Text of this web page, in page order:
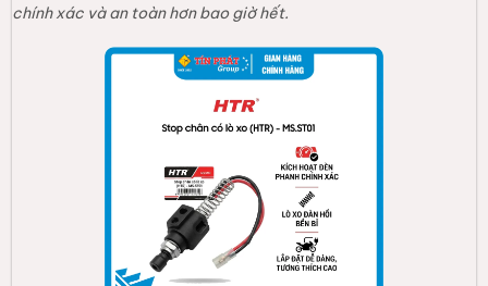
chính xác và an toàn hơn bao giờ hết.